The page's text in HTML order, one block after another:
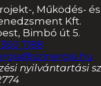
, Működés- és
Kft.
Bimbó út 5.
7188
nyilvántartási